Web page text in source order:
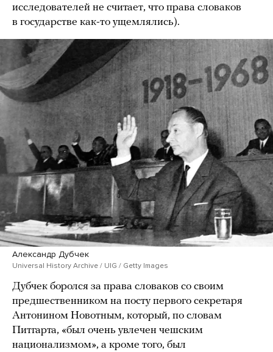
исследователей не считает, что права словаков
в государстве как-то ущемлялись).
Александр Дубчек
Universal History Archive / UIG / Getty Images
Дубчек боролся за права словаков со своим
предшественником на посту первого секретаря
Антонином Новотным, который, по словам
Питгарта, «был очень увлечен чешским
национализмом», а кроме того, был